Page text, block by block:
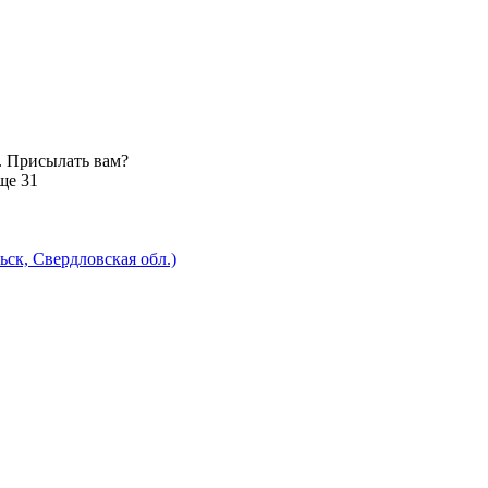
Присылать вам?
31
Свердловская обл.)